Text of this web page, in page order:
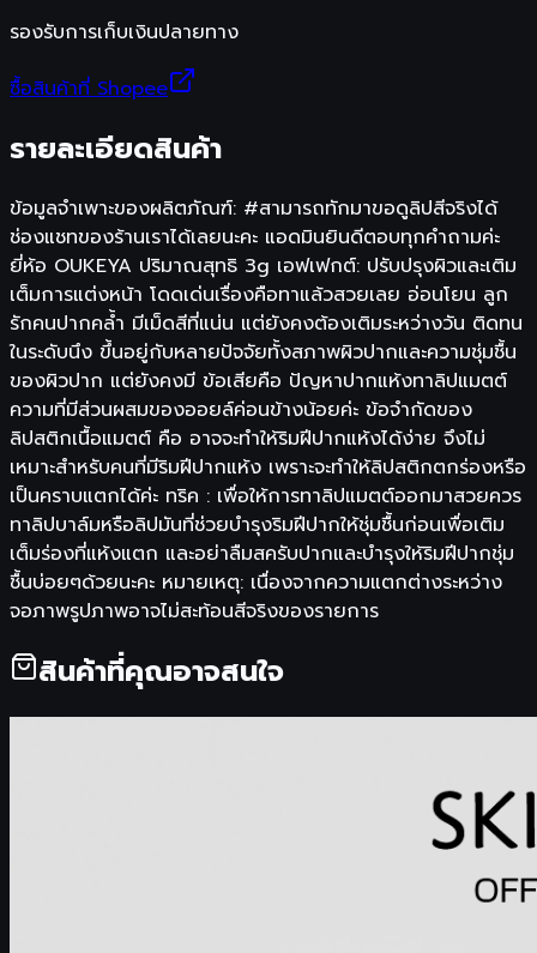
รองรับการเก็บเงินปลายทาง
ซื้อสินค้าที่ Shopee
รายละเอียดสินค้า
ข้อมูลจำเพาะของผลิตภัณฑ์: #สามารถทักมาขอดูลิปสีจริงได้
ช่องแชทของร้านเราได้เลยนะคะ แอดมินยินดีตอบทุกคำถามค่ะ
ยี่ห้อ OUKEYA ปริมาณสุทธิ 3g เอฟเฟกต์: ปรับปรุงผิวและเติม
เต็มการแต่งหน้า โดดเด่นเรื่องคือทาแล้วสวยเลย อ่อนโยน ลูก
รักคนปากคล้ำ มีเม็ดสีที่แน่น แต่ยังคงต้องเติมระหว่างวัน ติดทน
ในระดับนึง ขึ้นอยู่กับหลายปัจจัยทั้งสภาพผิวปากและความชุ่มชื้น
ของผิวปาก แต่ยังคงมี ข้อเสียคือ ปัญหาปากแห้งทาลิปแมตต์
ความที่มีส่วนผสมของออยล์ค่อนข้างน้อยค่ะ ข้อจำกัดของ
ลิปสติกเนื้อแมตต์ คือ อาจจะทำให้ริมฝีปากแห้งได้ง่าย จึงไม่
เหมาะสำหรับคนที่มีริมฝีปากแห้ง เพราะจะทำให้ลิปสติกตกร่องหรือ
เป็นคราบแตกได้ค่ะ ทริค : เพื่อให้การทาลิปแมตต์ออกมาสวยควร
ทาลิปบาล์มหรือลิปมันที่ช่วยบำรุงริมฝีปากให้ชุ่มชื้นก่อนเพื่อเติม
เต็มร่องที่แห้งแตก และอย่าลืมสครับปากและบำรุงให้ริมฝีปากชุ่ม
ชื้นบ่อยๆด้วยนะคะ หมายเหตุ: เนื่องจากความแตกต่างระหว่าง
จอภาพรูปภาพอาจไม่สะท้อนสีจริงของรายการ
สินค้าที่คุณอาจสนใจ